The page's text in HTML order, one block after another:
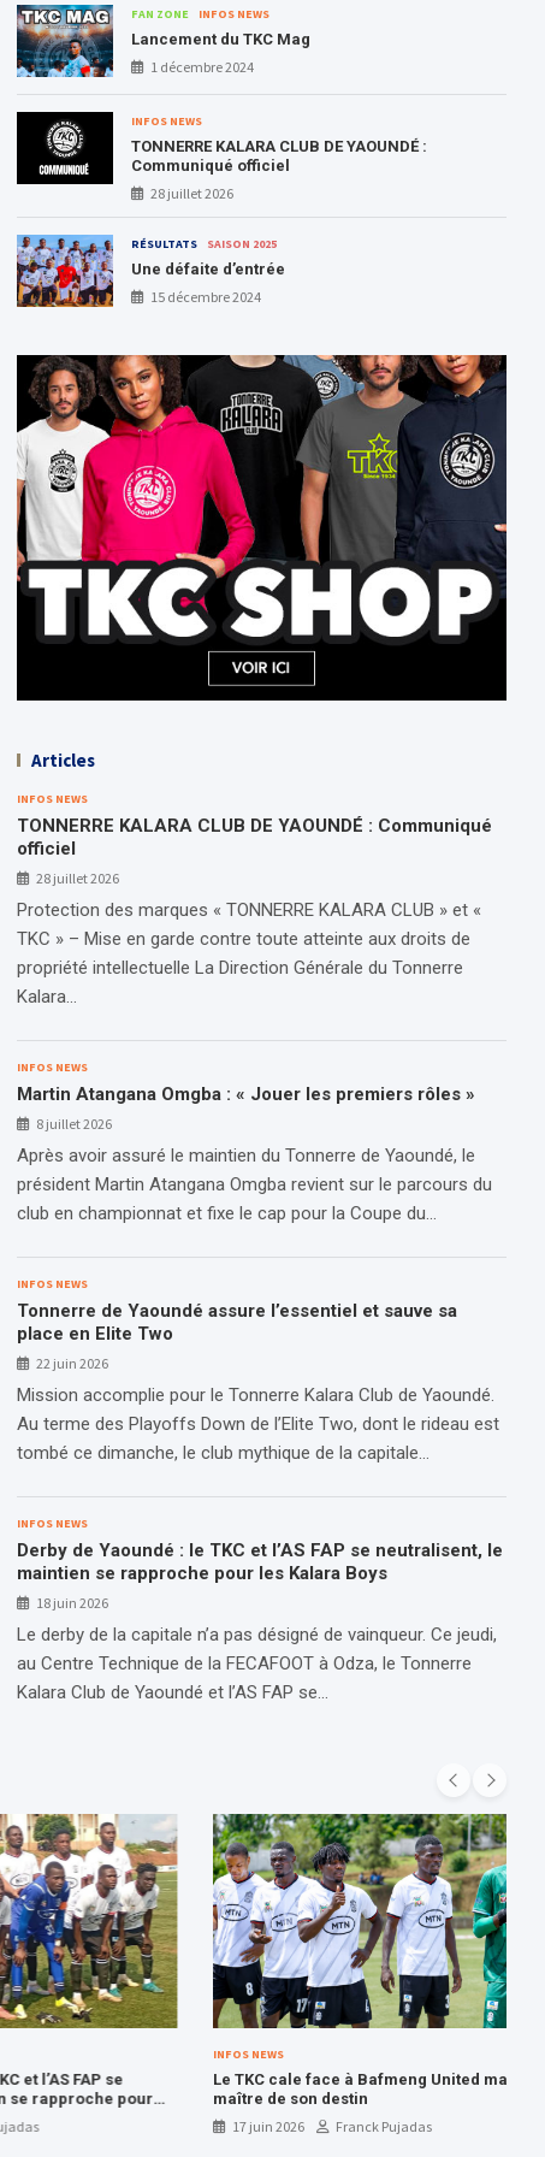
FAN ZONE INFOS NEWS
Lancement du TKC Mag
1 décembre 2024
INFOS NEWS
TONNERRE KALARA CLUB DE YAOUNDÉ :
Communiqué officiel
28 juillet 2026
RÉSULTATS SAISON 2025
Une défaite d’entrée
15 décembre 2024
Articles
INFOS NEWS
TONNERRE KALARA CLUB DE YAOUNDÉ : Communiqué
officiel
28 juillet 2026
Protection des marques « TONNERRE KALARA CLUB » et «
TKC » – Mise en garde contre toute atteinte aux droits de
propriété intellectuelle La Direction Générale du Tonnerre
Kalara…
INFOS NEWS
Martin Atangana Omgba : « Jouer les premiers rôles »
8 juillet 2026
Après avoir assuré le maintien du Tonnerre de Yaoundé, le
président Martin Atangana Omgba revient sur le parcours du
club en championnat et fixe le cap pour la Coupe du…
INFOS NEWS
Tonnerre de Yaoundé assure l’essentiel et sauve sa
place en Elite Two
22 juin 2026
Mission accomplie pour le Tonnerre Kalara Club de Yaoundé.
Au terme des Playoffs Down de l’Elite Two, dont le rideau est
tombé ce dimanche, le club mythique de la capitale…
INFOS NEWS
Derby de Yaoundé : le TKC et l’AS FAP se neutralisent, le
maintien se rapproche pour les Kalara Boys
18 juin 2026
Le derby de la capitale n’a pas désigné de vainqueur. Ce jeudi,
au Centre Technique de la FECAFOOT à Odza, le Tonnerre
Kalara Club de Yaoundé et l’AS FAP se…
FAP se
pour
INFOS NEWS
Le TKC cale face à Bafmeng United mais reste
maître de son destin
17 juin 2026
Franck Pujadas